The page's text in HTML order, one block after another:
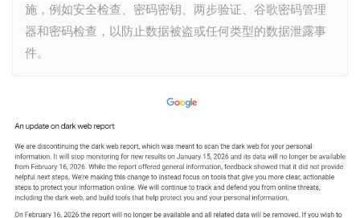
施，例如安全检查、密码密钥、两步验证、谷歌密码管理
器和密码检查，以防止数据被盗或任何类型的数据泄露事
件。